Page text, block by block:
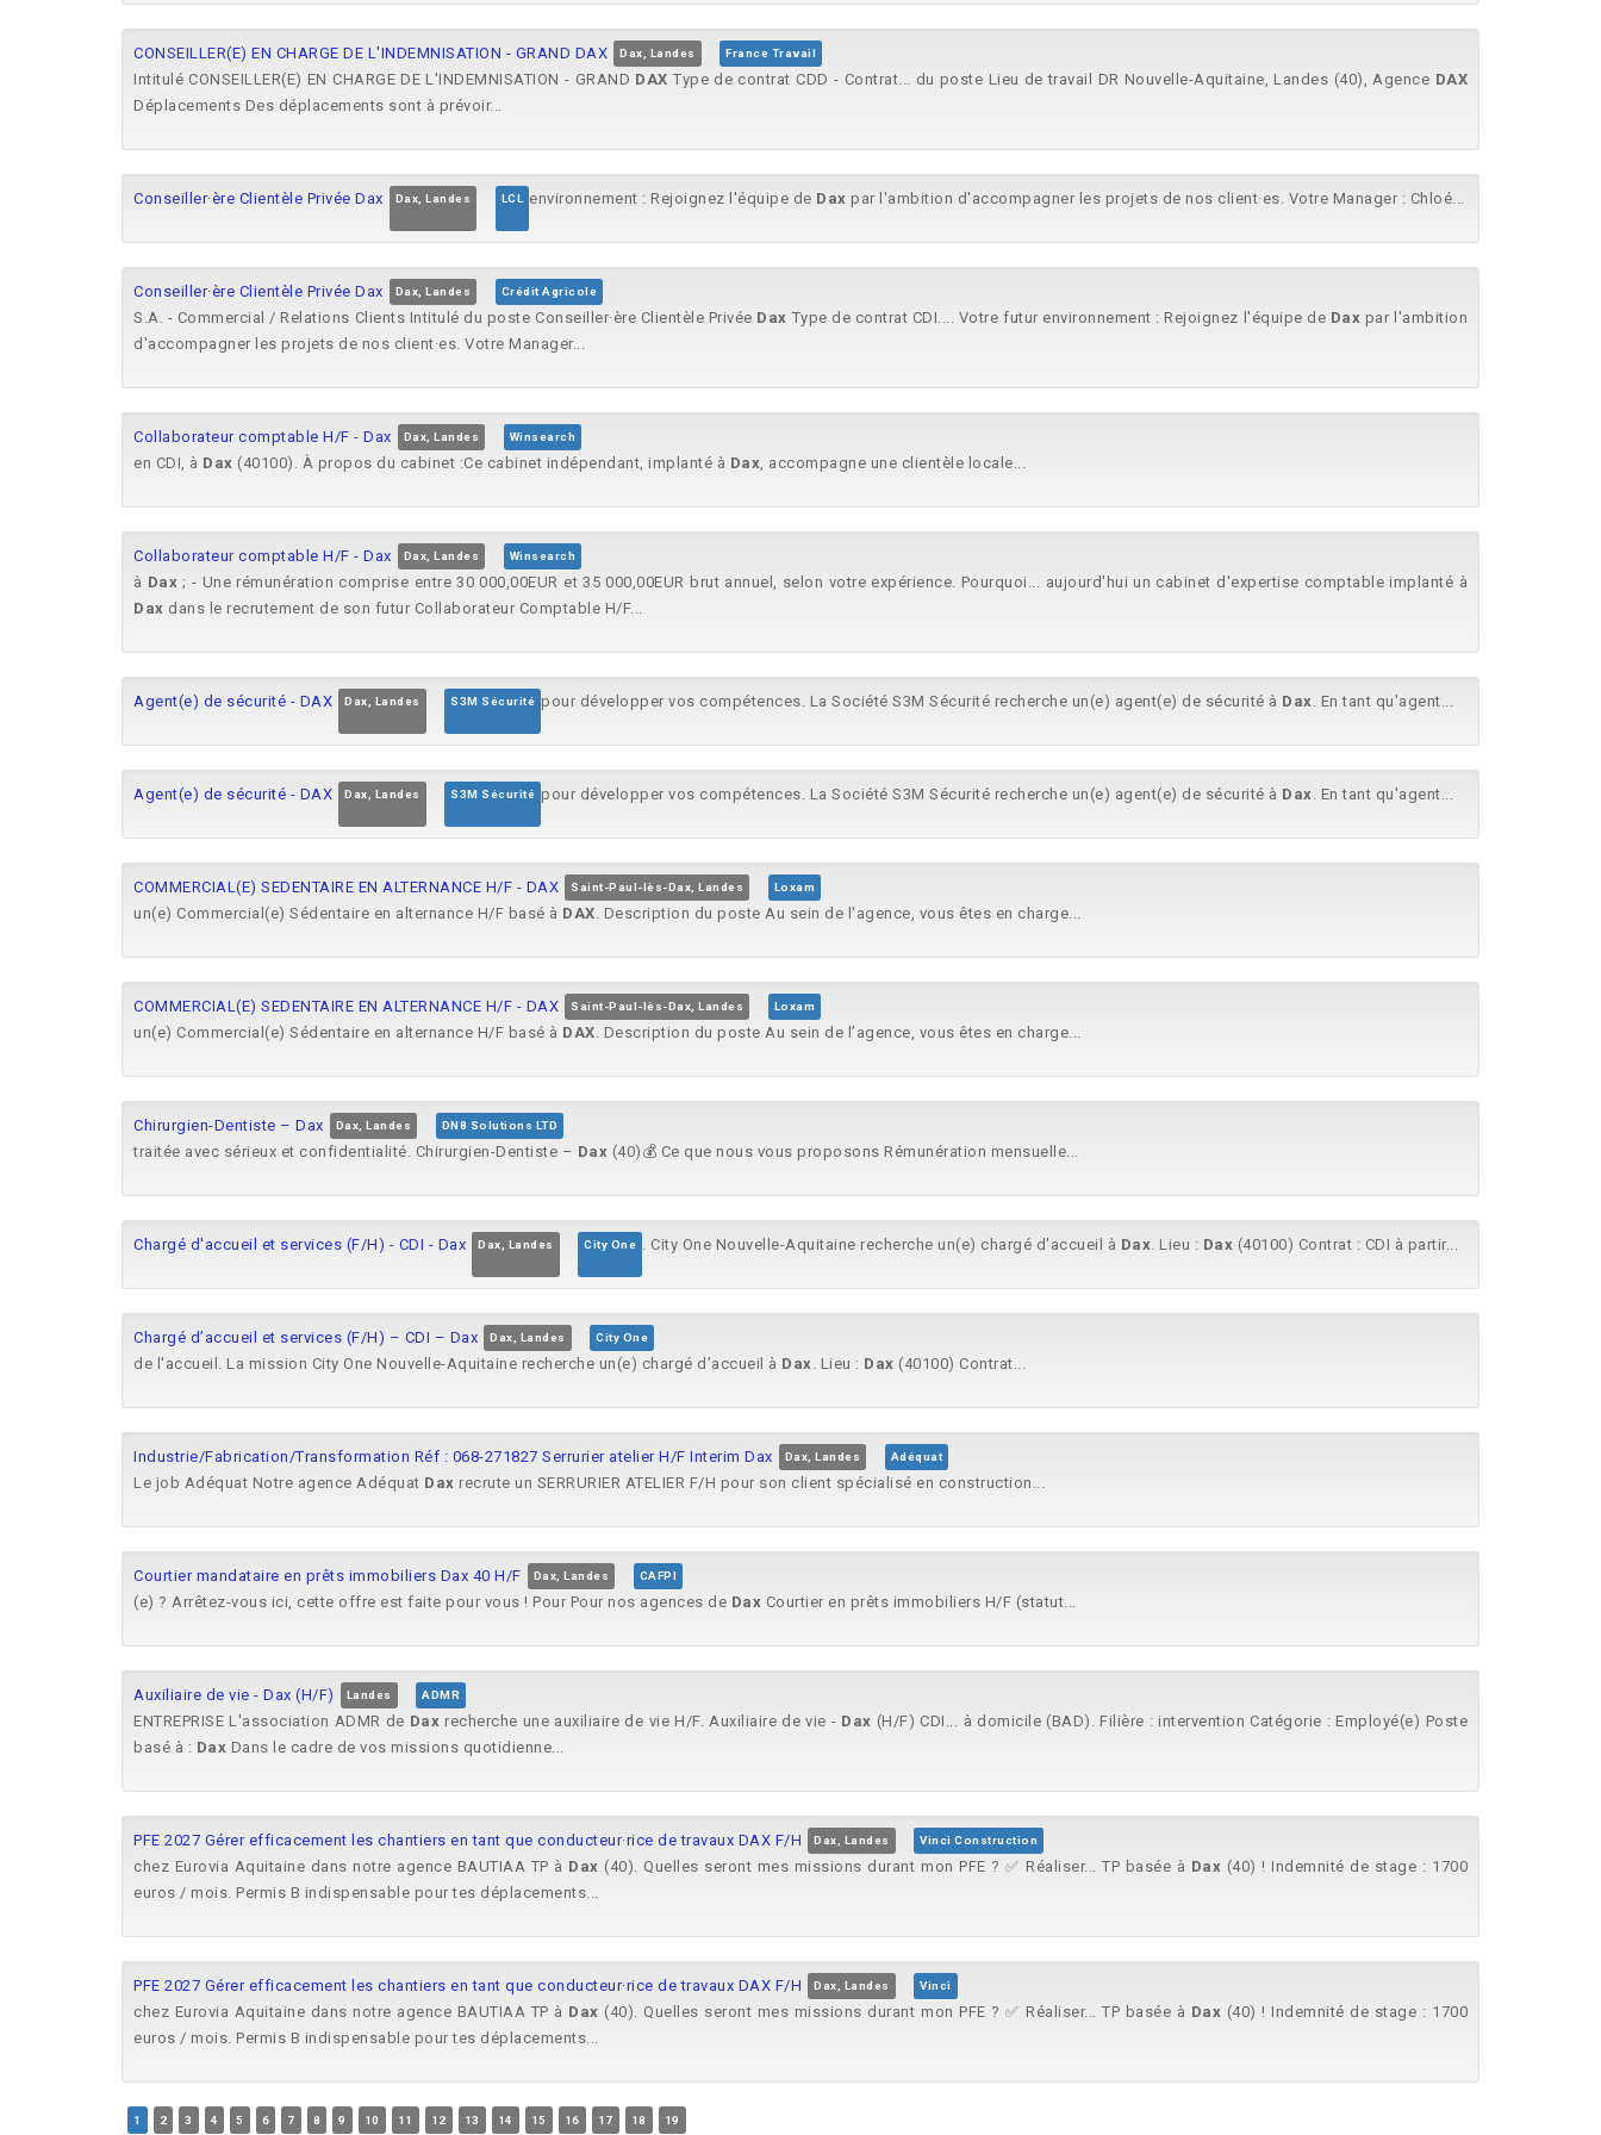
CONSEILLER(E) EN CHARGE DE L'INDEMNISATION - GRAND DAX Dax, Landes France Travail
Intitulé CONSEILLER(E) EN CHARGE DE L'INDEMNISATION - GRAND DAX Type de contrat CDD - Contrat... du poste Lieu de travail DR Nouvelle-Aquitaine, Landes (40), Agence DAX
Déplacements Des déplacements sont à prévoir...
Conseiller·ère Clientèle Privée Dax Dax, Landes LCL environnement : Rejoignez l'équipe de Dax par l'ambition d'accompagner les projets de nos client·es. Votre Manager : Chloé...
Conseiller·ère Clientèle Privée Dax Dax, Landes Crédit Agricole
S.A. - Commercial / Relations Clients Intitulé du poste Conseiller·ère Clientèle Privée Dax Type de contrat CDI.... Votre futur environnement : Rejoignez l'équipe de Dax par l'ambition
d'accompagner les projets de nos client·es. Votre Manager...
Collaborateur comptable H/F - Dax Dax, Landes Winsearch
en CDI, à Dax (40100). À propos du cabinet :Ce cabinet indépendant, implanté à Dax, accompagne une clientèle locale...
Collaborateur comptable H/F - Dax Dax, Landes Winsearch
à Dax ; - Une rémunération comprise entre 30 000,00EUR et 35 000,00EUR brut annuel, selon votre expérience. Pourquoi... aujourd'hui un cabinet d'expertise comptable implanté à
Dax dans le recrutement de son futur Collaborateur Comptable H/F...
Agent(e) de sécurité - DAX Dax, Landes S3M Sécurité pour développer vos compétences. La Société S3M Sécurité recherche un(e) agent(e) de sécurité à Dax. En tant qu'agent...
Agent(e) de sécurité - DAX Dax, Landes S3M Sécurité pour développer vos compétences. La Société S3M Sécurité recherche un(e) agent(e) de sécurité à Dax. En tant qu'agent...
COMMERCIAL(E) SEDENTAIRE EN ALTERNANCE H/F - DAX Saint-Paul-lès-Dax, Landes Loxam
un(e) Commercial(e) Sédentaire en alternance H/F basé à DAX. Description du poste Au sein de l'agence, vous êtes en charge...
COMMERCIAL(E) SEDENTAIRE EN ALTERNANCE H/F - DAX Saint-Paul-lès-Dax, Landes Loxam
un(e) Commercial(e) Sédentaire en alternance H/F basé à DAX. Description du poste Au sein de l’agence, vous êtes en charge...
Chirurgien-Dentiste – Dax Dax, Landes DN8 Solutions LTD
traitée avec sérieux et confidentialité. Chirurgien-Dentiste – Dax (40)💰 Ce que nous vous proposons Rémunération mensuelle...
Chargé d'accueil et services (F/H) - CDI - Dax Dax, Landes City One . City One Nouvelle-Aquitaine recherche un(e) chargé d'accueil à Dax. Lieu : Dax (40100) Contrat : CDI à partir...
Chargé d’accueil et services (F/H) – CDI – Dax Dax, Landes City One
de l'accueil. La mission City One Nouvelle-Aquitaine recherche un(e) chargé d’accueil à Dax. Lieu : Dax (40100) Contrat...
Industrie/Fabrication/Transformation Réf : 068-271827 Serrurier atelier H/F Interim Dax Dax, Landes Adéquat
Le job Adéquat Notre agence Adéquat Dax recrute un SERRURIER ATELIER F/H pour son client spécialisé en construction...
Courtier mandataire en prêts immobiliers Dax 40 H/F Dax, Landes CAFPI
(e) ? Arrêtez-vous ici, cette offre est faite pour vous ! Pour Pour nos agences de Dax Courtier en prêts immobiliers H/F (statut...
Auxiliaire de vie - Dax (H/F) Landes ADMR
ENTREPRISE L'association ADMR de Dax recherche une auxiliaire de vie H/F. Auxiliaire de vie - Dax (H/F) CDI... à domicile (BAD). Filière : intervention Catégorie : Employé(e) Poste
basé à : Dax Dans le cadre de vos missions quotidienne...
PFE 2027 Gérer efficacement les chantiers en tant que conducteur·rice de travaux DAX F/H Dax, Landes Vinci Construction
chez Eurovia Aquitaine dans notre agence BAUTIAA TP à Dax (40). Quelles seront mes missions durant mon PFE ? ✅ Réaliser... TP basée à Dax (40) ! Indemnité de stage : 1700
euros / mois. Permis B indispensable pour tes déplacements...
PFE 2027 Gérer efficacement les chantiers en tant que conducteur·rice de travaux DAX F/H Dax, Landes Vinci
chez Eurovia Aquitaine dans notre agence BAUTIAA TP à Dax (40). Quelles seront mes missions durant mon PFE ? ✅ Réaliser... TP basée à Dax (40) ! Indemnité de stage : 1700
euros / mois. Permis B indispensable pour tes déplacements...
1 2 3 4 5 6 7 8 9 10 11 12 13 14 15 16 17 18 19